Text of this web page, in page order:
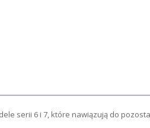
serii 6 i 7, które nawiązują do